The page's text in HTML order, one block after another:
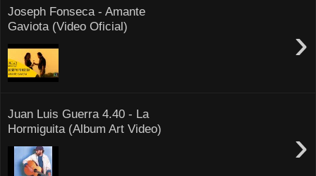
Joseph Fonseca - Amante
Gaviota (Video Oficial)
›
Juan Luis Guerra 4.40 - La
Hormiguita (Album Art Video)
›